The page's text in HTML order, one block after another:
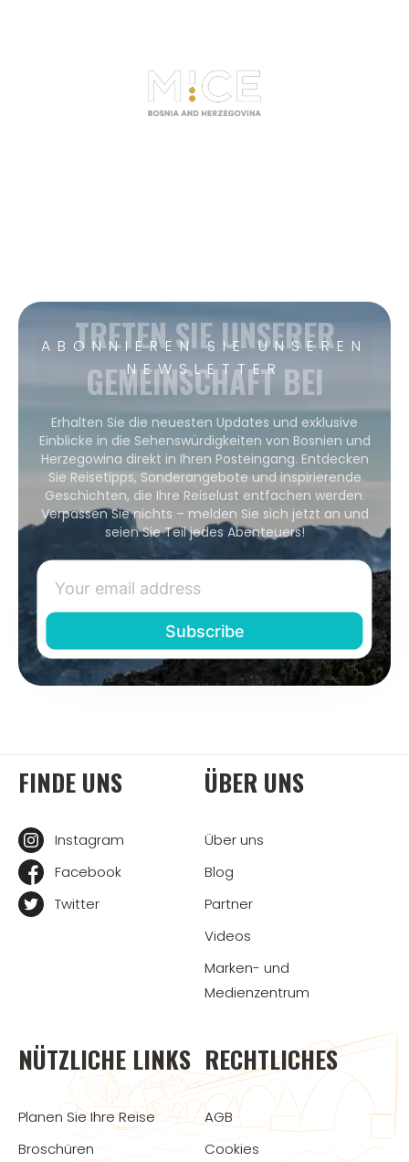
ABONNIEREN SIE UNSEREN
NEWSLETTER
TRETEN SIE UNSERER
GEMEINSCHAFT BEI
Erhalten Sie die neuesten Updates und exklusive
Einblicke in die Sehenswürdigkeiten von Bosnien und
Herzegowina direkt in Ihren Posteingang. Entdecken
Sie Reisetipps, Sonderangebote und inspirierende
Geschichten, die Ihre Reiselust entfachen werden.
Verpassen Sie nichts – melden Sie sich jetzt an und
seien Sie Teil jedes Abenteuers!
FINDE UNS
Instagram
Facebook
Twitter
ÜBER UNS
Über uns
Blog
Partner
Videos
Marken- und
Medienzentrum
NÜTZLICHE LINKS
Planen Sie Ihre Reise
Broschüren
RECHTLICHES
AGB
Cookies